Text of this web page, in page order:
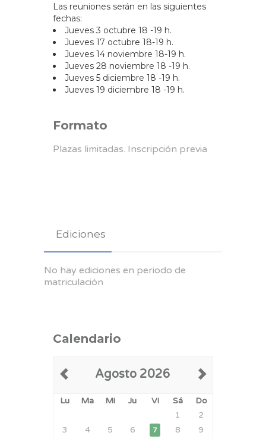
Las reuniones serán en las siguientes
fechas:
Jueves 3 octubre 18 -19 h.
Jueves 17 octubre 18-19 h.
Jueves 14 noviembre 18-19 h.
Jueves 28 noviembre 18 -19 h.
Jueves 5 diciembre 18 -19 h.
Jueves 19 diciembre 18 -19 h.
Formato
Plazas limitadas. Inscripción previa
Ediciones
No hay ediciones en periodo de
matriculación
Calendario
Agosto 2026
Lu Ma Mi Ju Vi Sá
Do
1
2
3
4 5 6 7 8 9